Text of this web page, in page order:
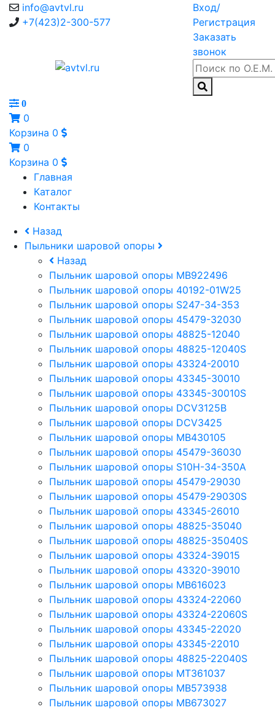
info@avtvl.ru
+7(423)2-300-577
Вход/
Регистрация
Заказать
звонок
0
0
Корзина 0
0
Корзина 0
Главная
Каталог
Контакты
Назад
Пыльники шаровой опоры
Назад
Пыльник шаровой опоры MB922496
Пыльник шаровой опоры 40192-01W25
Пыльник шаровой опоры S247-34-353
Пыльник шаровой опоры 45479-32030
Пыльник шаровой опоры 48825-12040
Пыльник шаровой опоры 48825-12040S
Пыльник шаровой опоры 43324-20010
Пыльник шаровой опоры 43345-30010
Пыльник шаровой опоры 43345-30010S
Пыльник шаровой опоры DCV3125B
Пыльник шаровой опоры DCV3425
Пыльник шаровой опоры MB430105
Пыльник шаровой опоры 45479-36030
Пыльник шаровой опоры S10H-34-350A
Пыльник шаровой опоры 45479-29030
Пыльник шаровой опоры 45479-29030S
Пыльник шаровой опоры 43345-26010
Пыльник шаровой опоры 48825-35040
Пыльник шаровой опоры 48825-35040S
Пыльник шаровой опоры 43324-39015
Пыльник шаровой опоры 43320-39010
Пыльник шаровой опоры MB616023
Пыльник шаровой опоры 43324-22060
Пыльник шаровой опоры 43324-22060S
Пыльник шаровой опоры 43345-22020
Пыльник шаровой опоры 43345-22010
Пыльник шаровой опоры 48825-22040S
Пыльник шаровой опоры MT361037
Пыльник шаровой опоры MB573938
Пыльник шаровой опоры MB673027